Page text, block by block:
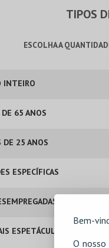
Bem-
O
TIPOS
ESCOLHA A
INTEIRO
65 ANOS
DE 25 ANOS
ESPECÍFICAS
ESPETÁCULO